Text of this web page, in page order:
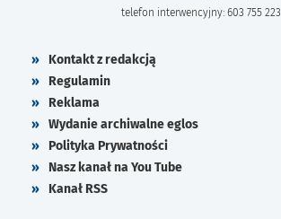
telefon interwencyjny: 603 755 223
Kontakt z redakcją
Regulamin
Reklama
Wydanie archiwalne eglos
Polityka Prywatności
Nasz kanał na You Tube
Kanał RSS